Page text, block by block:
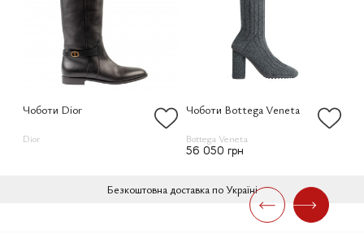
Чоботи Dior
Dior
Чоботи Bottega Veneta
Bottega Veneta
56 050 грн
Безкоштовна доставка по Україні